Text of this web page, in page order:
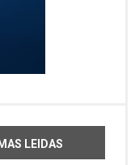
MAS LEIDAS